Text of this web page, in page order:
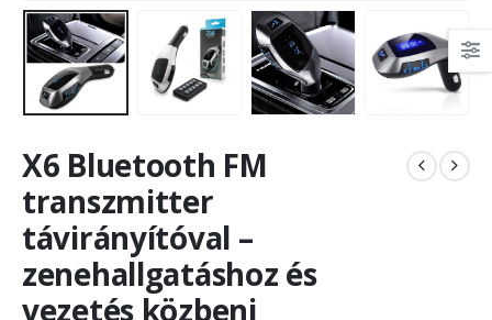
X6 Bluetooth FM
transzmitter
távirányítóval –
zenehallgatáshoz és
vezetés közbeni